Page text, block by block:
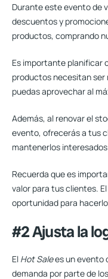
Durante este evento de
descuentos y
productos, comprando
Es importante planificar
productos necesitan
puedas aprovechar al
Además, al renovar el
evento, ofrecerás a tus
mantenerlos
Recuerda que es
valor para tus clientes. El
oportunidad para
#2 Ajusta la
El Hot Salees un evento
demanda por parte de